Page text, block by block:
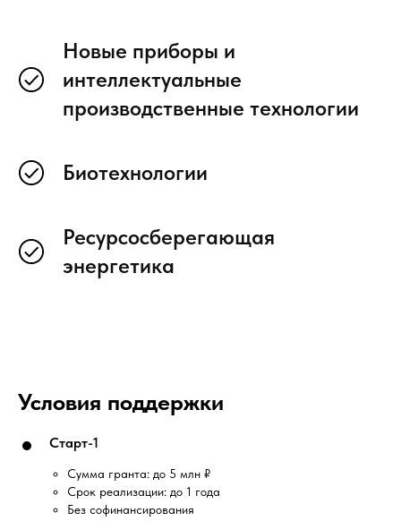
Новые приборы и
интеллектуальные
производственные технологии
Биотехнологии
Ресурсосберегающая
энергетика
Условия поддержки
Старт-1
Сумма гранта: до 5 млн ₽
Срок реализации: до 1 года
Без софинансирования